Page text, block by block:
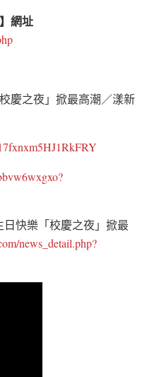
網址
慶之夜」掀最高潮／漾新
快樂「校慶之夜」掀最
news_detail.php?